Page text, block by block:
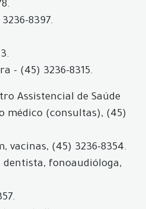
8397.
- (45) 3236-8315.
Assistencial de Saúde
médico (consultas), (45)
vacinas, (45) 3236-8354.
dentista, fonoaudióloga,